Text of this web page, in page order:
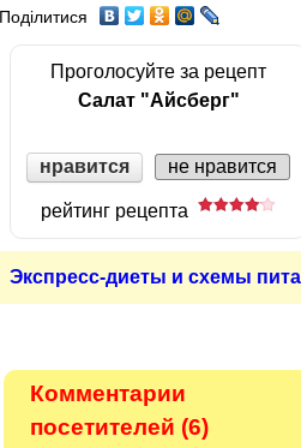
Поділитися
Проголосуйте за рецепт
Салат "Айсберг"
нравится не нравится
рейтинг рецепта
Экспресс-диеты и схемы
Комментарии
посетителей (6)